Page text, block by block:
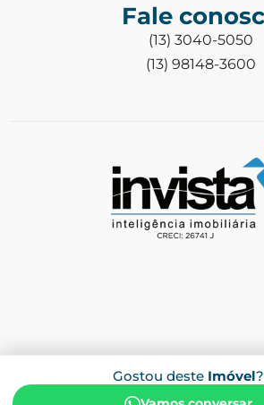
Gostou deste Imóvel?
Fale
(13) 3040-5050
(13) 98148-3600